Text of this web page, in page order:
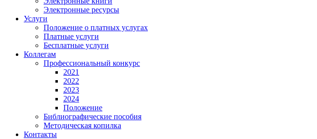
Электронные ресурсы
Услуги
Положение о платных услугах
Платные услуги
Бесплатные услуги
Коллегам
Профессиональный конкурс
2021
2022
2023
2024
Положение
Библиографические пособия
Методическая копилка
Контакты